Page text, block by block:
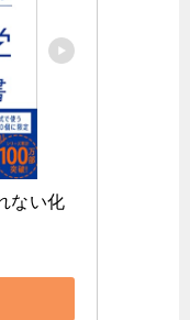
ない化